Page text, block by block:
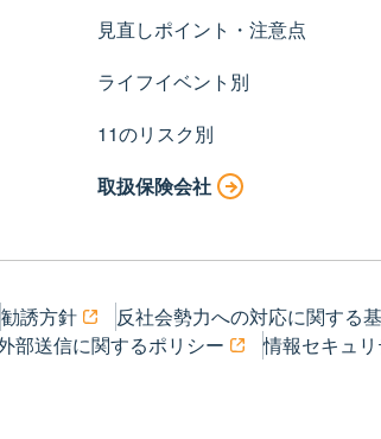
見直しポイント・注意点
ライフイベント別
11のリスク別
取扱保険会社
勧誘方針 反社会勢力への対応に関する
部送信に関するポリシー
情報セキュ